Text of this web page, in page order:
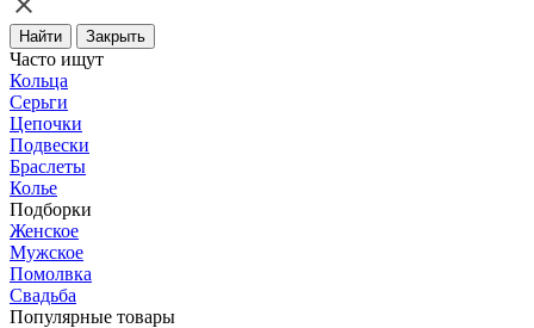
Найти Закрыть
Часто ищут
Кольца
Серьги
Цепочки
Подвески
Браслеты
Колье
Подборки
Женское
Мужское
Помолвка
Свадьба
Популярные товары